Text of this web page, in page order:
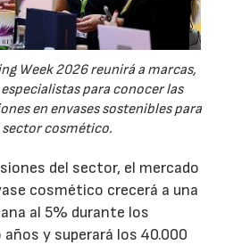
Week 2026 reunirá a marcas,
para conocer las
en envases sostenibles para
sector cosmético.
del sector, el mercado
cosmético crecerá a una
al 5% durante los
y superará los 40.000